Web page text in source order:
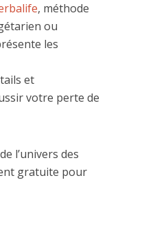
, méthode
ou
les
et
votre perte de
l’univers des
gratuite pour